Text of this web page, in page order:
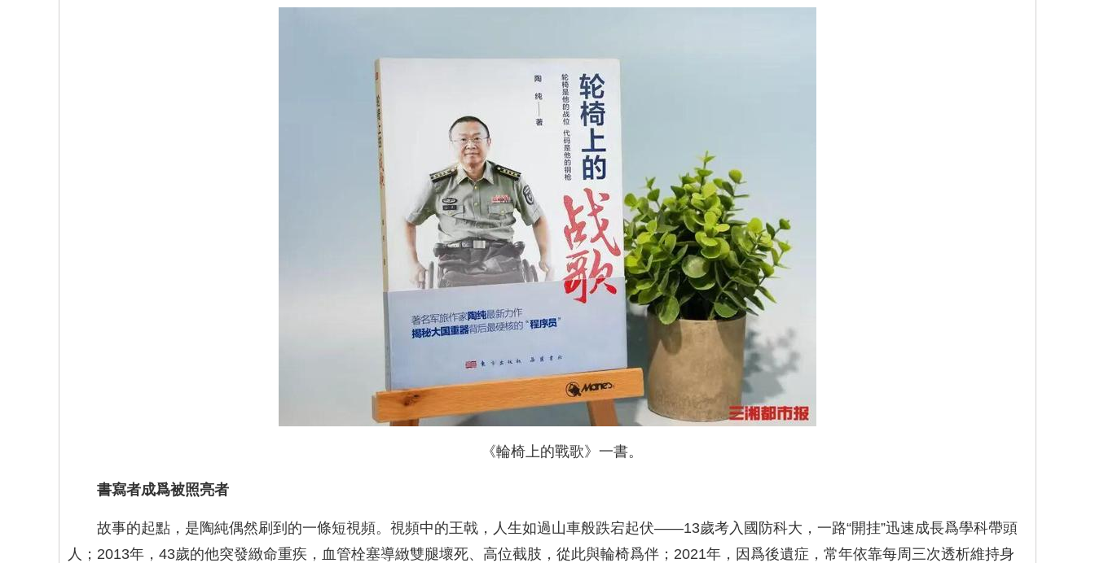
《輪椅上的戰歌》一書。
書寫者成爲被照亮者
故事的起點，是陶純偶然刷到的一條短視頻。視頻中的王戟，人生如過山車般跌宕起伏——13歲考入國防科大，一路“開挂”迅速成長爲學科帶頭
人；2013年，43歲的他突發緻命重疾，血管栓塞導緻雙腿壞死、高位截肢，從此與輪椅爲伴；2021年，因爲後遺症，常年依靠每周三次透析維持身